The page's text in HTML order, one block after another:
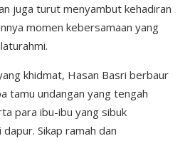
juga turut menyambut kehadiran
momen kebersamaan yang
khidmat, Hasan Basri berbaur
tamu undangan yang tengah
para ibu-ibu yang sibuk
Sikap ramah dan